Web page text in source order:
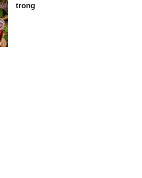
trong